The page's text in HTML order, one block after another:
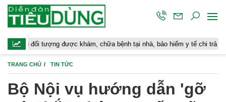
tượng được khám, chữa bệnh tại nhà, bảo hiểm y tế chi trả
TRANG CHỦ TIN TỨC
Bộ Nội vụ hướng dẫn 'gỡ